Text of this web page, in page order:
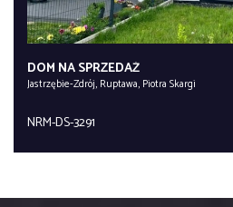
DOM NA SPRZEDAŻ
Jastrzębie-Zdrój, Ruptawa, Piotra Skargi
NRM-DS-3291